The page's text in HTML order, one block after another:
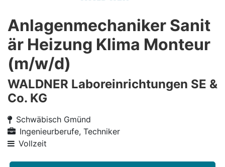
Anlagenmechaniker Sanit
är Heizung Klima Monteur
(m/w/d)
WALDNER Laboreinrichtungen SE &
Co. KG
Schwäbisch Gmünd
Ingenieurberufe, Techniker
Vollzeit